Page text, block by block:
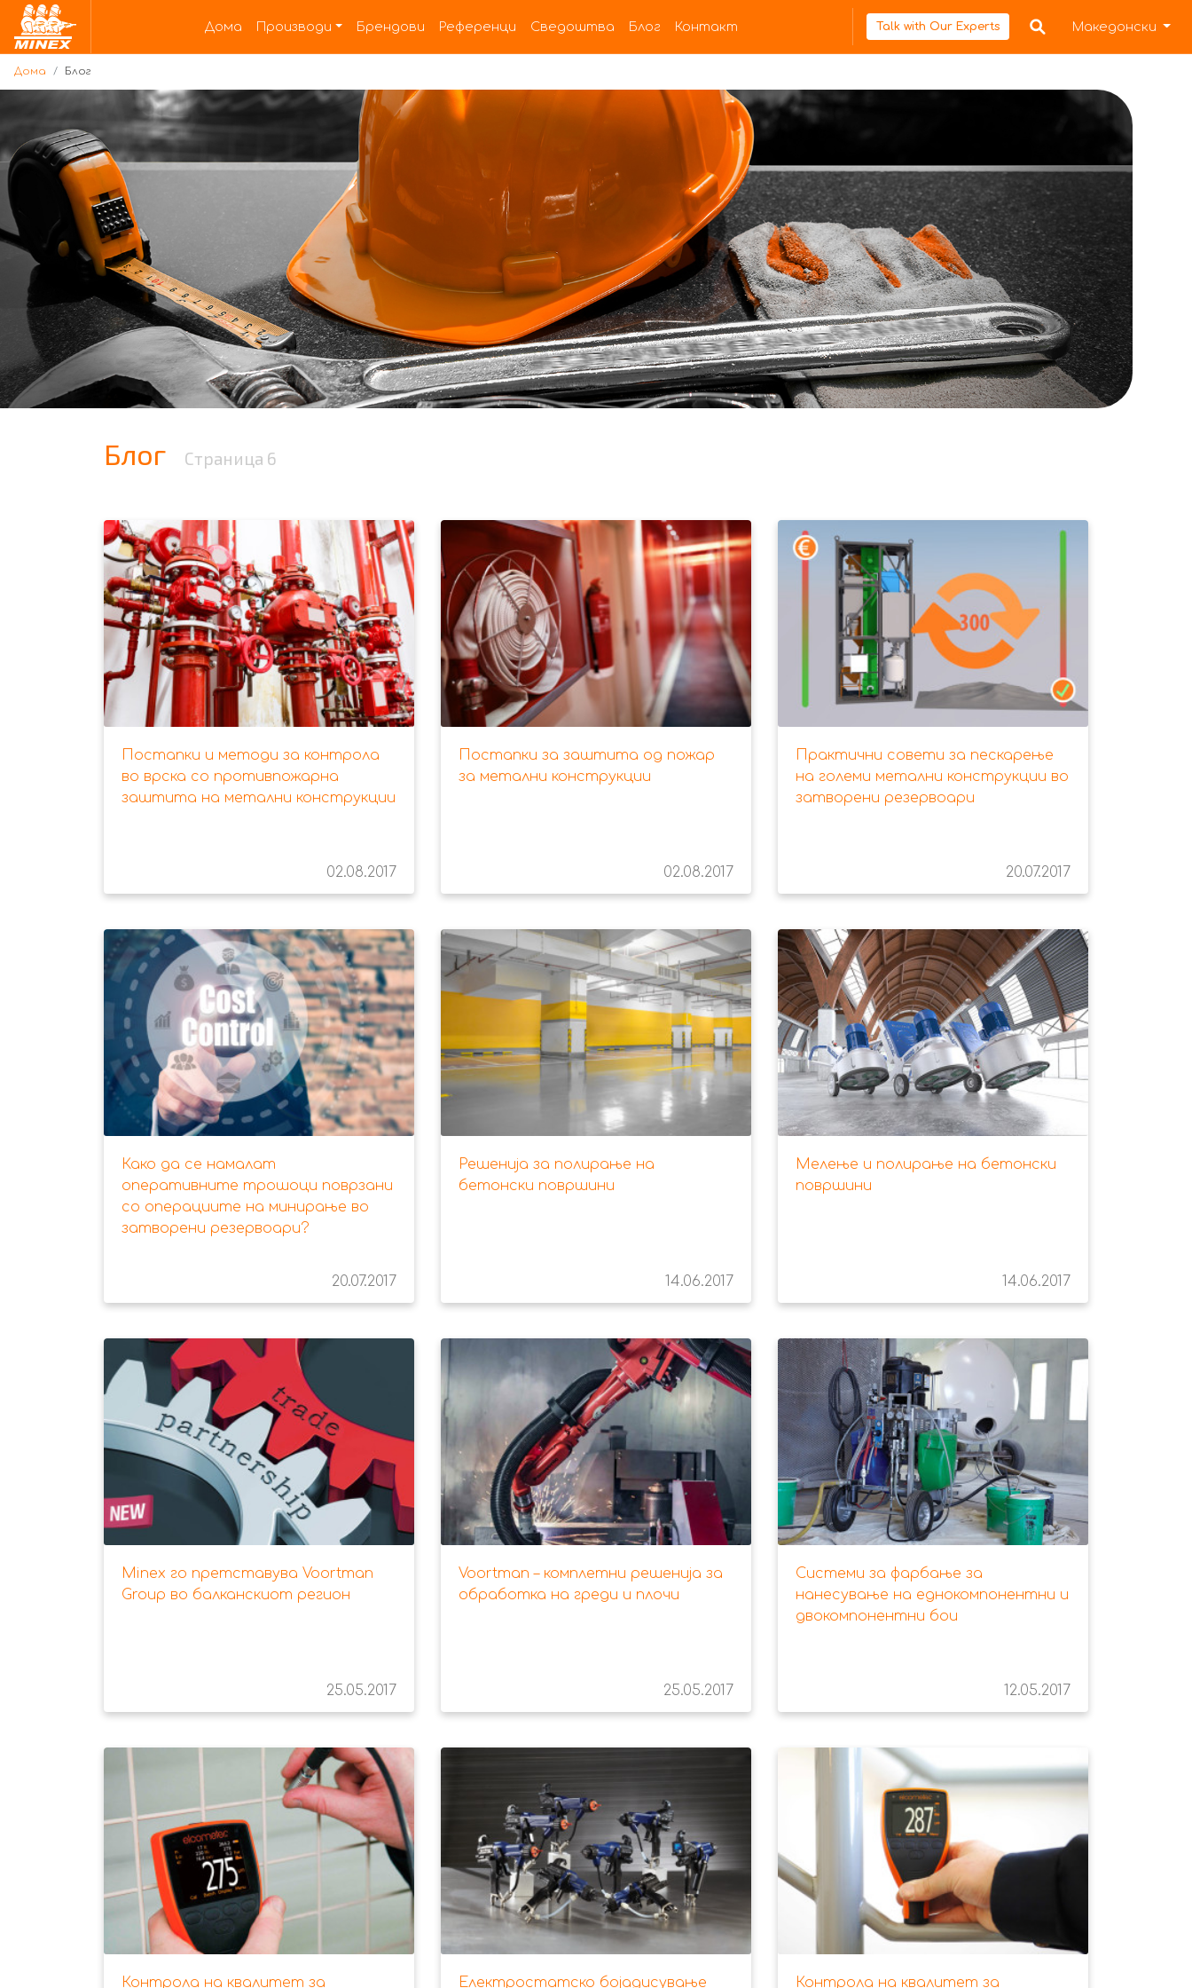
Дома Производи Брендови Референци Сведоштва Блог Контакт Talk with Our Experts Македонски
Дома Блог
Блог Страница 6
Постапки и методи за контрола
во врска со противпожарна
заштита на метални конструкции
02.08.2017
Постапки за заштита од пожар
за метални конструкции
02.08.2017
Практични совети за пескарење
на големи метални конструкции во
затворени резервоари
20.07.2017
Како да се намалат
оперативните трошоци поврзани
со операциите на минирање во
затворени резервоари?
20.07.2017
Решенија за полирање на
бетонски површини
14.06.2017
Мелење и полирање на бетонски
површини
14.06.2017
Minex го претставува Voortman
Group во балканскиот регион
25.05.2017
Voortman – комплетни решенија за
обработка на греди и плочи
25.05.2017
Системи за фарбање за
нанесување на еднокомпонентни и
двокомпонентни бои
12.05.2017
Контрола на квалитет за Електростатско бојадисување Контрола на квалитет за